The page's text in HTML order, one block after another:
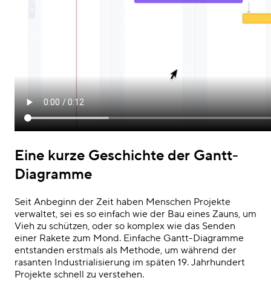
Eine kurze Geschichte der Gantt-
Diagramme
Seit Anbeginn der Zeit haben Menschen Projekte
verwaltet, sei es so einfach wie der Bau eines Zauns, um
Vieh zu schützen, oder so komplex wie das Senden
einer Rakete zum Mond. Einfache Gantt-Diagramme
entstanden erstmals als Methode, um während der
rasanten Industrialisierung im späten 19. Jahrhundert
Projekte schnell zu verstehen.